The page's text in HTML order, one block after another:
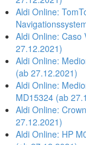
Aldi Online:
Aldi Online: Caso
27.12.2021)
Aldi Online:
(ab 27.12.2021)
Aldi Online:
MD15324 (ab
Aldi Online:
27.12.2021)
Aldi Online: HP